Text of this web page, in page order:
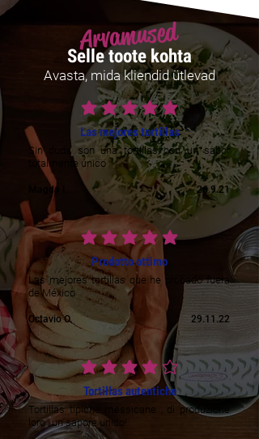
Arvamused
Selle toote kohta
Avasta, mida kliendid ütlevad
average rating is 5 out of 5
Las mejores tortillas
Sin duda son una tortillas con un sabor
totalmente único
Magda I. 26.9.21
average rating is 5 out of 5
Prodotto ottimo
Las mejores tortillas que he probado fuera
de México
Octavio O. 29.11.22
average rating is 4 out of 5
Tortillas autentiche
Tortillas tipiche messicane , di produzione
loro , un sapore unico!